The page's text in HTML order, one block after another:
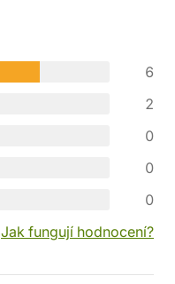
6
2
0
0
0
Jak fungují hodnocení?